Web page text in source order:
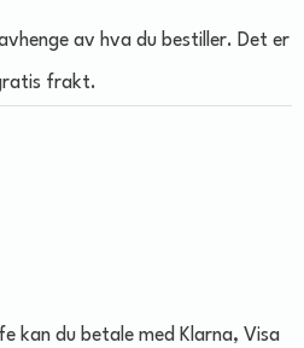
av hva du bestiller. Det er
frakt.
kan du betale med Klarna, Visa